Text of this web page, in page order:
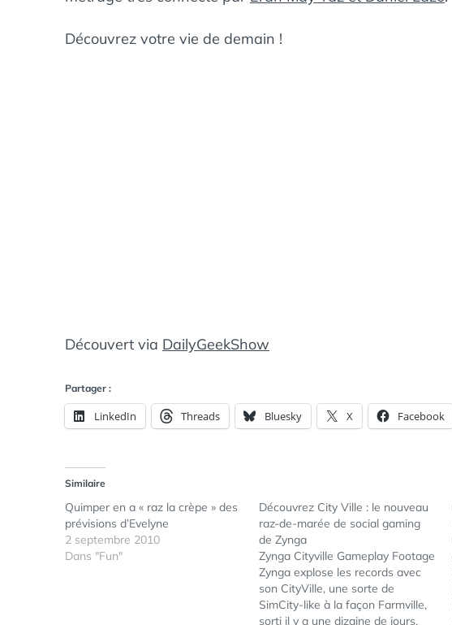
Découvrez votre vie de demain !
Découvert via DailyGeekShow
Partager :
LinkedIn Threads Bluesky X Facebook
Similaire
Quimper en a « raz la crèpe » des
prévisions d’Evelyne
2 septembre 2010
Dans "Fun"
Découvrez City Ville : le nouveau
raz-de-marée de social gaming
de Zynga
Zynga Cityville Gameplay Footage
Zynga explose les records avec
son CityVille, une sorte de
SimCity-like à la façon Farmville,
sorti il y a une dizaine de jours,